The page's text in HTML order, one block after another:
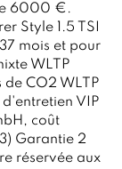
6000 €.
Style 1.5 TSI
mois et pour
WLTP
CO2 WLTP
VIP
coût
Garantie 2
réservée aux